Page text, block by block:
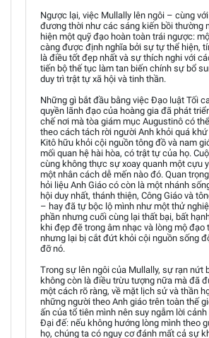
Ngược lại, việc Mullally lên ngôi – cùng
đương thời như các sáng kiến bồi thường
hiện một quỹ đạo hoàn toàn trái ngược:
càng được định nghĩa bởi sự tự thể hiện,
là điều tốt đẹp nhất và sự thích nghi với
tiến bộ thế tục làm tan biến chính sự bổ
duy trì trật tự xã hội và tinh thần.
Những gì bắt đầu bằng việc Đạo luật Tối
quyền lãnh đạo của hoàng gia đã phát
chế nơi mà tòa giám mục Augustinô có
theo cách tách rời người Anh khỏi quá
Kitô hữu khỏi cội nguồn tông đồ và nam
mối quan hệ hài hòa, có trật tự của họ.
cùng không thực sự xoay quanh một cựu
một nhân cách dễ mến nào đó. Quan
hỏi liệu Anh Giáo có còn là một nhánh
hội duy nhất, thánh thiện, Công Giáo và
– hay đã tự bộc lộ mình như một thử
phần nhưng cuối cùng lại thất bại, bất
khi đẹp đẽ trong âm nhạc và lòng mộ đạo
nhưng lại bị cắt đứt khỏi cội nguồn sống
đỡ nó.
Trong sự lên ngôi của Mullally, sự rạn nứt
không còn là điều trừu tượng nữa mà đã
một cách rõ ràng, về mặt lịch sử và thần
những người theo Anh giáo trên toàn thế
ấn của tổ tiên mình nên suy ngẫm lời
Đại đế: nếu không hướng lòng mình theo
họ, chúng ta có nguy cơ đánh mất cả sự